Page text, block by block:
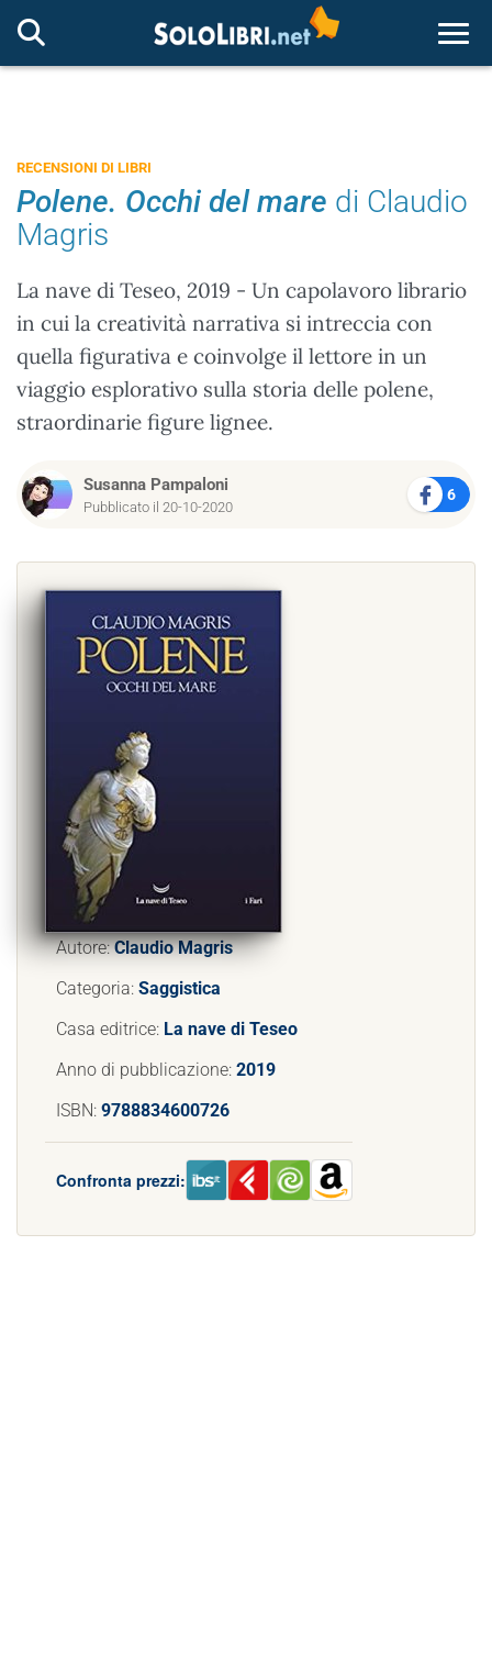
RECENSIONI DI LIBRI
Polene. Occhi del mare di Claudio
Magris
La nave di Teseo, 2019 - Un capolavoro librario
in cui la creatività narrativa si intreccia con
quella figurativa e coinvolge il lettore in un
viaggio esplorativo sulla storia delle polene,
straordinarie figure lignee.
Susanna Pampaloni
Pubblicato il 20-10-2020
6
Autore:Claudio Magris
Categoria: Saggistica
Casa editrice: La nave di Teseo
Anno di pubblicazione: 2019
ISBN: 9788834600726
Confronta prezzi: